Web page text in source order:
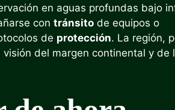
en aguas profundas bajo
con tránsito de equipos o
de protección. La región,
visión del margen continental y de